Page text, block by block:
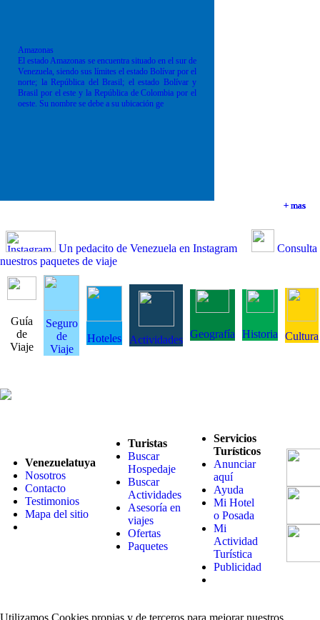
+ mas
+ mas
+ mas
Amazonas
El estado Amazonas se encuentra situado en el sur de
Venezuela, siendo sus límites el estado Bolívar por el
norte; la República del Brasil; el estado Bolívar y
Brasil por el este y la República de Colombia por el
oeste. Su nombre se debe a su ubicación ge
+ mas
Un pedacito de Venezuela en Instagram
Consulta
nuestros paquetes de viaje
Guía
de
Viaje
Seguro
de
Viaje
Hoteles Actividades Geografía Historia Cultura
Venezuelatuya
Nosotros
Contacto
Testimonios
Mapa del sitio
Turistas
Buscar
Hospedaje
Buscar
Actividades
Asesoría en
viajes
Ofertas
Paquetes
Servicios
Turísticos
Anunciar
aquí
Ayuda
Mi Hotel
o Posada
Mi
Actividad
Turística
Publicidad
Utilizamos Cookies propias y de terceros para mejorar nuestros